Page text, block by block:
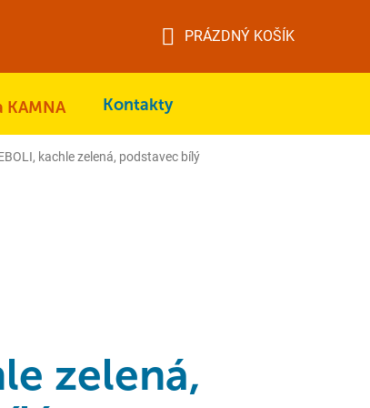
KOŠÍK
PRÁZDNÝ KOŠÍK
KAMNA Kontakty
kachle zelená, podstavec bílý
zelená,